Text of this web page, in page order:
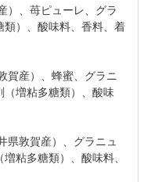
）、苺ピューレ、グラ
類）、酸味料、香料、着
賀産）、蜂蜜、グラニ
（増粘多糖類）、酸味
県敦賀産）、グラニュ
粘多糖類）、酸味料、